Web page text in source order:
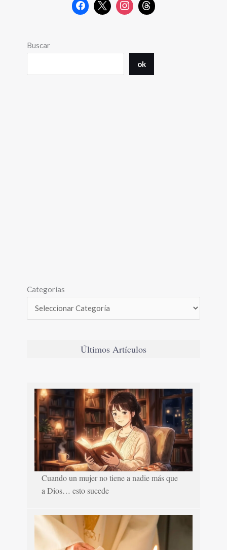
Buscar
ok
Categorías
Últimos Artículos
Cuando un mujer no tiene a nadie más que
a Dios… esto sucede